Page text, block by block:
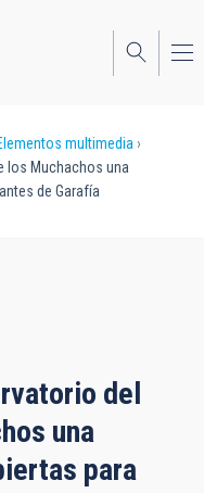
multimedia
los Muchachos una
de Garafía
del
una
para